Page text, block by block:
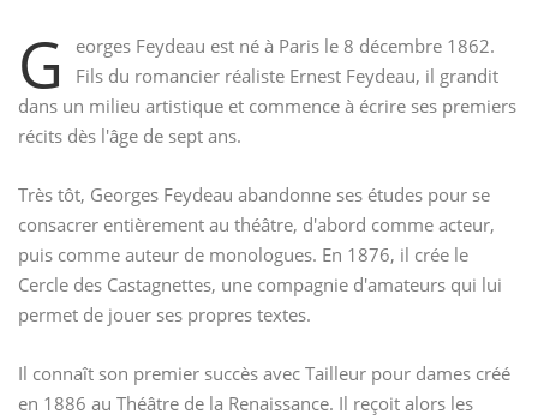
G
eorges Feydeau est né à Paris le 8 décembre 1862.
Fils du romancier réaliste Ernest Feydeau, il grandit
dans un milieu artistique et commence à écrire ses premiers
récits dès l'âge de sept ans.
Très tôt, Georges Feydeau abandonne ses études pour se
consacrer entièrement au théâtre, d'abord comme acteur,
puis comme auteur de monologues. En 1876, il crée le
Cercle des Castagnettes, une compagnie d'amateurs qui lui
permet de jouer ses propres textes.
Il connaît son premier succès avec Tailleur pour dames créé
en 1886 au Théâtre de la Renaissance. Il reçoit alors les